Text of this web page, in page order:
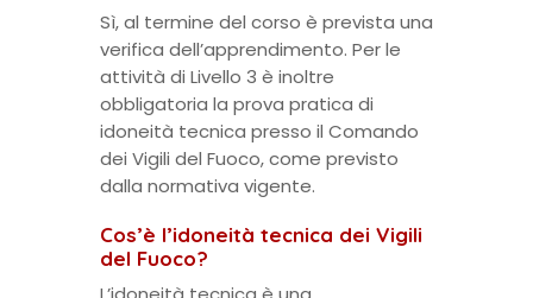
Sì, al termine del corso è prevista una
verifica dell’apprendimento. Per le
attività di Livello 3 è inoltre
obbligatoria la prova pratica di
idoneità tecnica presso il Comando
dei Vigili del Fuoco, come previsto
dalla normativa vigente.
Cos’è l’idoneità tecnica dei Vigili
del Fuoco?